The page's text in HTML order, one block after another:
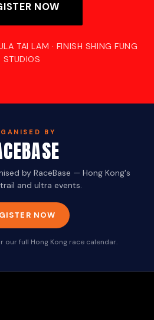
NOW
TAI LAM · FINISH SHING FUNG
STUDIOS
BY
by RaceBase — Hong Kong's
and ultra events.
NOW
our full Hong Kong race calendar.